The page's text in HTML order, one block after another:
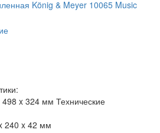
x 324 мм Технические
240 x 42 мм